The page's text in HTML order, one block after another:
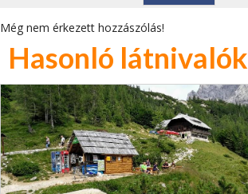
Még nem érkezett hozzászólás!
Hasonló látnivalók